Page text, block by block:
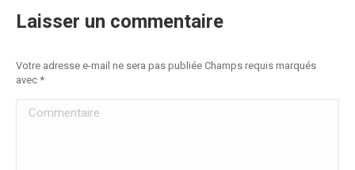
Laisser un commentaire
Votre adresse e-mail ne sera pas publiée Champs requis marqués
avec *
Commentaire